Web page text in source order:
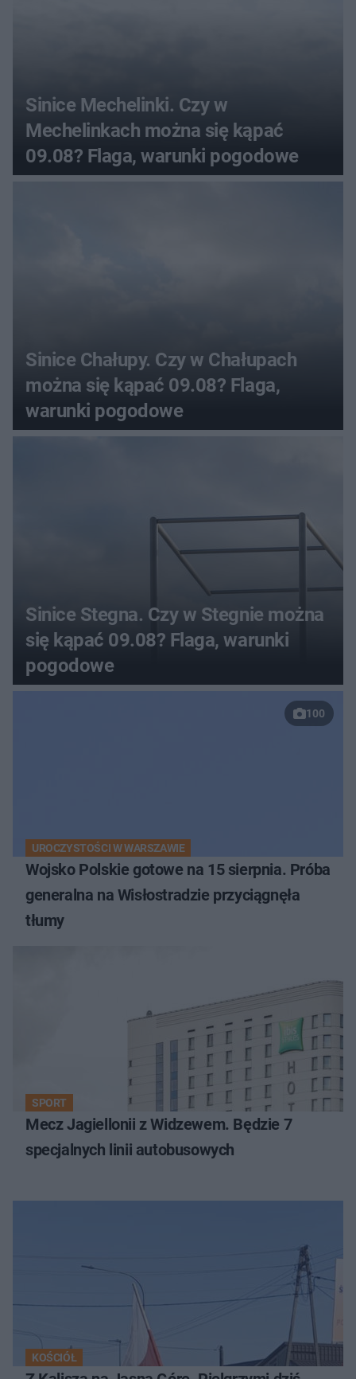
Sinice Mechelinki. Czy w
Mechelinkach można się kąpać
09.08? Flaga, warunki pogodowe
Sinice Chałupy. Czy w Chałupach
można się kąpać 09.08? Flaga,
warunki pogodowe
Sinice Stegna. Czy w Stegnie można
się kąpać 09.08? Flaga, warunki
pogodowe
100
UROCZYSTOŚCI W WARSZAWIE
Wojsko Polskie gotowe na 15 sierpnia. Próba
generalna na Wisłostradzie przyciągnęła
tłumy
SPORT
Mecz Jagiellonii z Widzewem. Będzie 7
specjalnych linii autobusowych
KOŚCIÓŁ